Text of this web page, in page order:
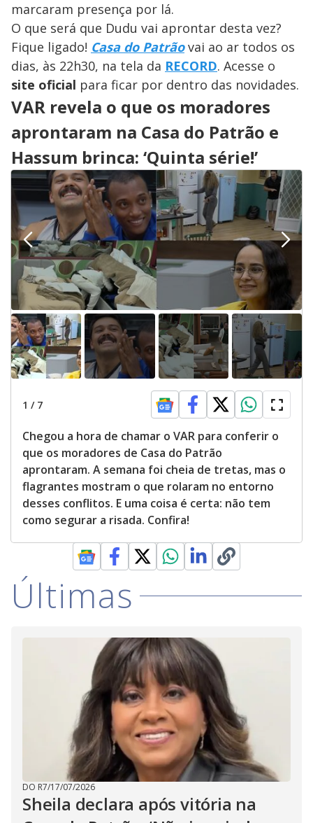
marcaram presença por lá.
O que será que Dudu vai aprontar desta vez?
Fique ligado! Casa do Patrãovai ao ar todos os
dias, às 22h30, na tela da RECORD. Acesse o
site oficial para ficar por dentro das novidades.
VAR revela o que os moradores
aprontaram na Casa do Patrão e
Hassum brinca: ‘Quinta série!’
1 / 7
Chegou a hora de chamar o VAR para conferir o
que os moradores de Casa do Patrão
aprontaram. A semana foi cheia de tretas, mas o
flagrantes mostram o que rolaram no entorno
desses conflitos. E uma coisa é certa: não tem
como segurar a risada. Confira!
Últimas
DO R7/17/07/2026
Sheila declara após vitória na